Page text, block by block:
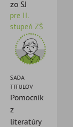
zo SJ
pre II.
stupeň ZŠ
SADA
TITULOV
Pomocník
z
literatúry